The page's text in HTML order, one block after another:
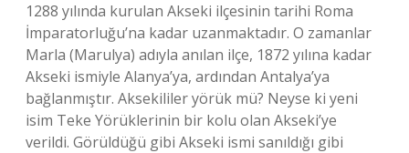
1288 yılında kurulan Akseki ilçesinin tarihi Roma
İmparatorluğu’na kadar uzanmaktadır. O zamanlar
Marla (Marulya) adıyla anılan ilçe, 1872 yılına kadar
Akseki ismiyle Alanya’ya, ardından Antalya’ya
bağlanmıştır. Aksekililer yörük mü? Neyse ki yeni
isim Teke Yörüklerinin bir kolu olan Akseki’ye
verildi. Görüldüğü gibi Akseki ismi sanıldığı gibi